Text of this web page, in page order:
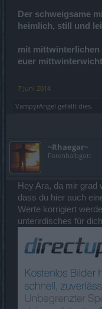
Der schweigsame
heimlich, still und
mit mittwinterlichen
euer mittwinterwicht
7 Juni 2014
VampyrAngel gefällt dies.
~Rhaegar~
Forenhalbgott
Hey Ara, da mir grad
dass du hier auch
Werte korrigiert
unterirdisches für dich